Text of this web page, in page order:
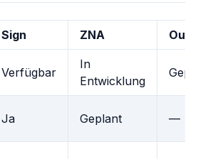
Sign ZNA
Verfügbar
In
Entwicklung
Ja Geplant —